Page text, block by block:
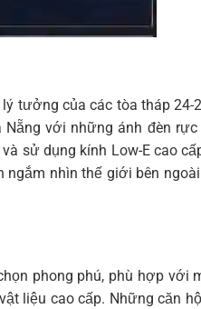
tưởng của các tòa tháp 24-
với những ánh đèn rực
sử dụng kính Low-E cao
nhìn thế giới bên
phong phú, phù hợp với
liệu cao cấp. Những căn